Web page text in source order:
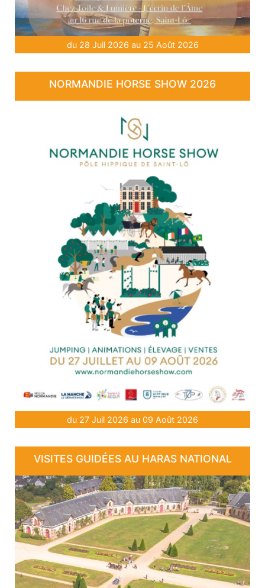
du 28 Juil 2026 au 25 Août 2026
NORMANDIE HORSE SHOW 2026
du 27 Juil 2026 au 09 Août 2026
VISITES GUIDÉES AU HARAS NATIONAL